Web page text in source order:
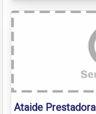
Ataide Prestadora